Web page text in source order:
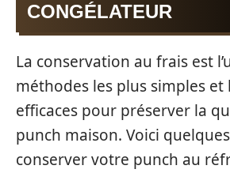
CONGÉLATEUR
La conservation au frais est
méthodes les plus simples et
efficaces pour préserver la
punch maison. Voici
conserver votre punch au